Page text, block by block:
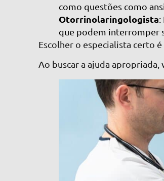
como questões como
Otorrinolaringologista:
que podem interromper
Escolher o especialista certo
Ao buscar a ajuda